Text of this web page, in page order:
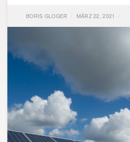
BORIS GLOGER MÄRZ 22, 2021